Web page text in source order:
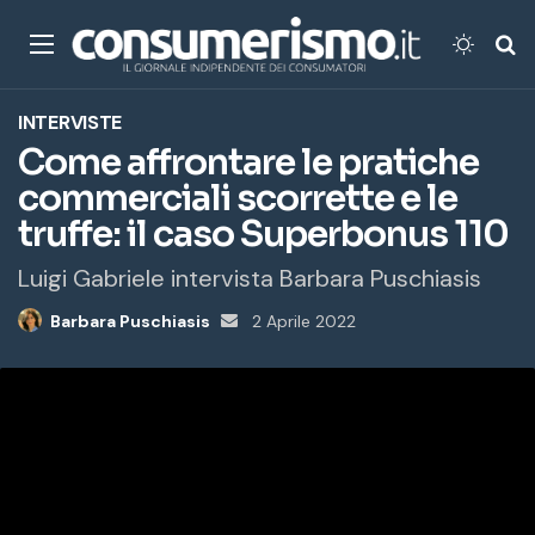
Menu
INTERVISTE
Come affrontare le pratiche
commerciali scorrette e le
truffe: il caso Superbonus 110
Luigi Gabriele intervista Barbara Puschiasis
Barbara Puschiasis
Invia
2 Aprile 2022